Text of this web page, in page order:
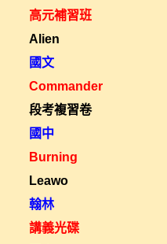
高元補習班
Alien
國文
Commander
段考複習卷
國中
Burning
Leawo
翰林
講義光碟